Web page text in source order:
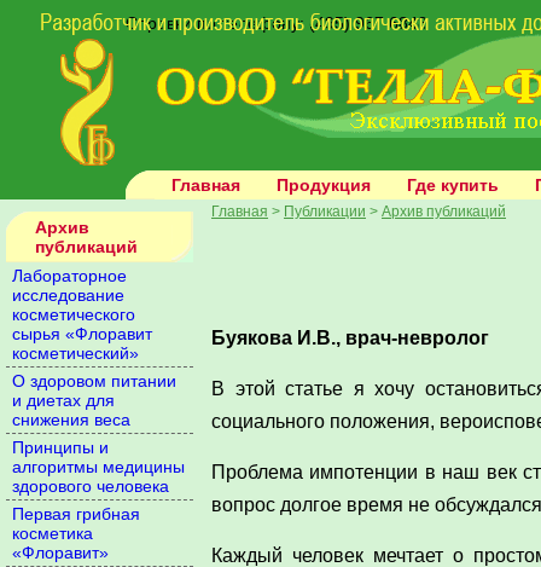
Справки по телефону: (495) 967 6848
Главная Продукция Где купить
Архив
публикаций
Лабораторное
исследование
косметического
сырья «Флоравит
косметический»
О здоровом питании
и диетах для
снижения веса
Принципы и
алгоритмы медицины
здорового человека
Первая грибная
косметика
«Флоравит»
Главная > Публикации > Архив публикаций
Буякова И.В., врач-невролог
В этой статье я хочу
социального положения,
Проблема импотенции в наш век
вопрос долгое время не
Каждый человек мечтает о